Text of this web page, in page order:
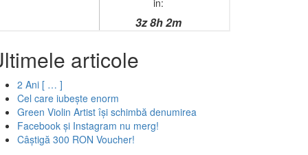
articole
2 Ani [ … ]
Cel care iubește enorm
Green Violin Artist își schimbă denumirea
Facebook și Instagram nu merg!
Câștigă 300 RON Voucher!